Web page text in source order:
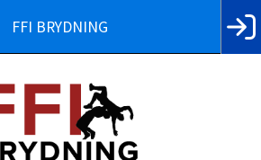
FFI BRYDNING